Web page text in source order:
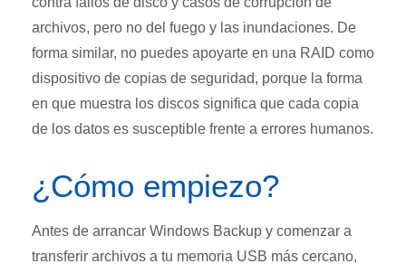
archivos, pero no del fuego y las inundaciones. De
forma similar, no puedes apoyarte en una RAID como
dispositivo de copias de seguridad, porque la forma
en que muestra los discos significa que cada copia
de los datos es susceptible frente a errores humanos.
¿Cómo empiezo?
Antes de arrancar Windows Backup y comenzar a
transferir archivos a tu memoria USB más cercano,